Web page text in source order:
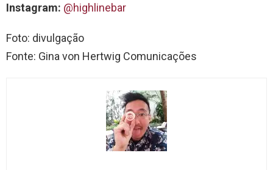
Instagram: @highlinebar
Foto: divulgação
Fonte: Gina von Hertwig Comunicações